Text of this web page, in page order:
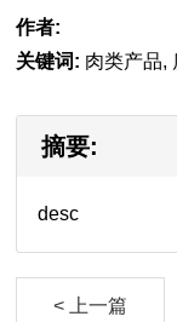
作者:
关键词: 肉类产品,
摘要:
desc
< 上一篇